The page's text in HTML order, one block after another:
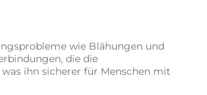
wie Blähungen und
die die
ihn sicherer für Menschen mit